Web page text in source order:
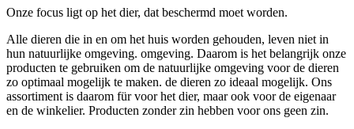
Onze focus ligt op het dier, dat beschermd moet worden.
Alle dieren die in en om het huis worden gehouden, leven niet in
hun natuurlijke omgeving. omgeving. Daarom is het belangrijk onze
producten te gebruiken om de natuurlijke omgeving voor de dieren
zo optimaal mogelijk te maken. de dieren zo ideaal mogelijk. Ons
assortiment is daarom für voor het dier, maar ook voor de eigenaar
en de winkelier. Producten zonder zin hebben voor ons geen zin.